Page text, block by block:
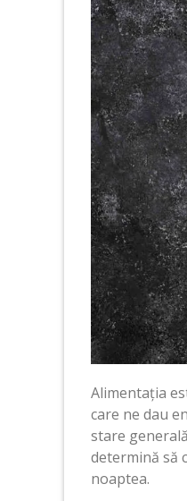
Alimentația
care ne dau
stare
determină să
noaptea.